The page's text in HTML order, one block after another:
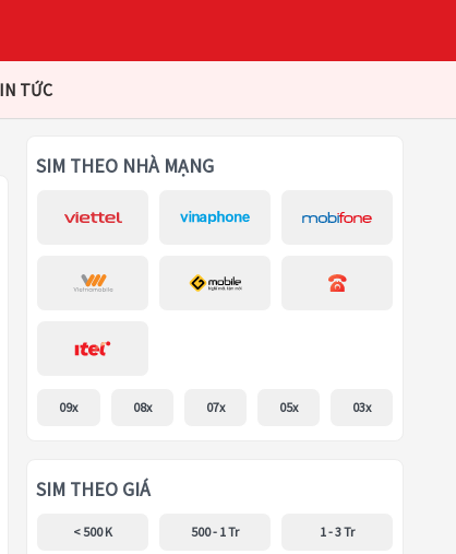
TỨC
SIM THEO NHÀ MẠNG
09x 08x 07x 05x 03x
SIM THEO GIÁ
< 500 K 500 - 1 Tr 1 - 3 Tr